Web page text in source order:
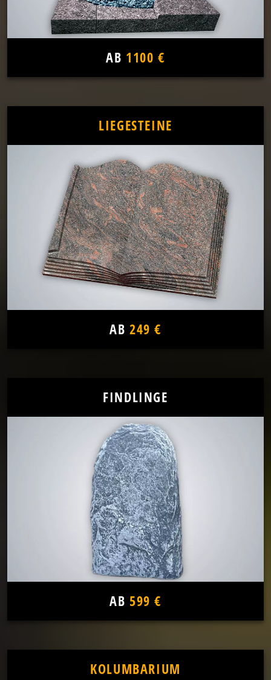
AB 1100 €
LIEGESTEINE
AB 249 €
FINDLINGE
AB 599 €
KOLUMBARIUM